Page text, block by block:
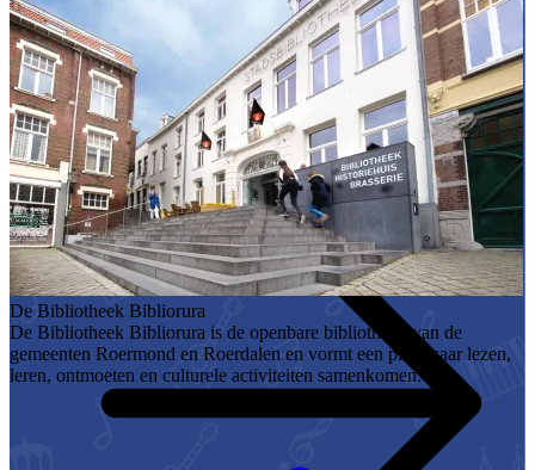
De Bibliotheek Bibliorura
De Bibliotheek Bibliorura is de openbare bibliotheek van de
gemeenten Roermond en Roerdalen en vormt een plek waar lezen,
leren, ontmoeten en culturele activiteiten samenkomen.